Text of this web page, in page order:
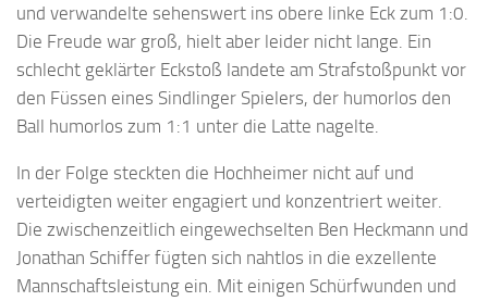
und verwandelte sehenswert ins obere linke Eck zum 1:0.
Die Freude war groß, hielt aber leider nicht lange. Ein
schlecht geklärter Eckstoß landete am Strafstoßpunkt vor
den Füssen eines Sindlinger Spielers, der humorlos den
Ball humorlos zum 1:1 unter die Latte nagelte.
In der Folge steckten die Hochheimer nicht auf und
verteidigten weiter engagiert und konzentriert weiter.
Die zwischenzeitlich eingewechselten Ben Heckmann und
Jonathan Schiffer fügten sich nahtlos in die exzellente
Mannschaftsleistung ein. Mit einigen Schürfwunden und